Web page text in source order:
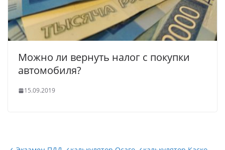
Можно ли вернуть налог с покупки
автомобиля?
15.09.2019